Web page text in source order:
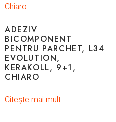
ADEZIV
BICOMPONENT
PENTRU PARCHET, L34
EVOLUTION,
KERAKOLL, 9+1,
CHIARO
Citește mai mult